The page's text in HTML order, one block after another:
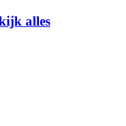
alles